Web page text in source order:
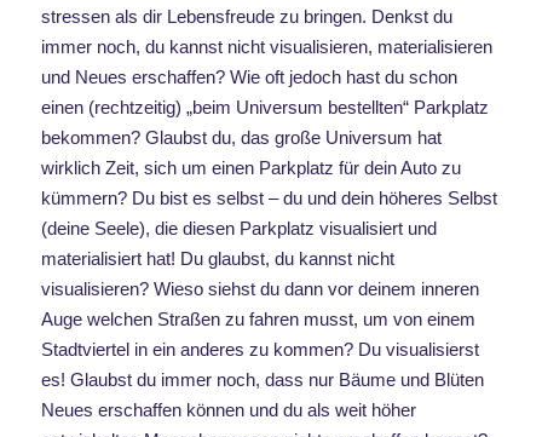
stressen als dir Lebensfreude zu bringen. Denkst du
immer noch, du kannst nicht visualisieren, materialisieren
und Neues erschaffen? Wie oft jedoch hast du schon
einen (rechtzeitig) „beim Universum bestellten“ Parkplatz
bekommen? Glaubst du, das große Universum hat
wirklich Zeit, sich um einen Parkplatz für dein Auto zu
kümmern? Du bist es selbst – du und dein höheres Selbst
(deine Seele), die diesen Parkplatz visualisiert und
materialisiert hat! Du glaubst, du kannst nicht
visualisieren? Wieso siehst du dann vor deinem inneren
Auge welchen Straßen zu fahren musst, um von einem
Stadtviertel in ein anderes zu kommen? Du visualisierst
es! Glaubst du immer noch, dass nur Bäume und Blüten
Neues erschaffen können und du als weit höher